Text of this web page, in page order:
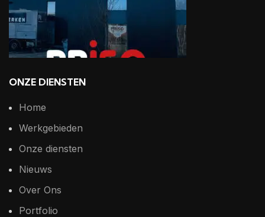
ONZE DIENSTEN
Home
Werkgebieden
Onze diensten
Nieuws
Over Ons
Portfolio